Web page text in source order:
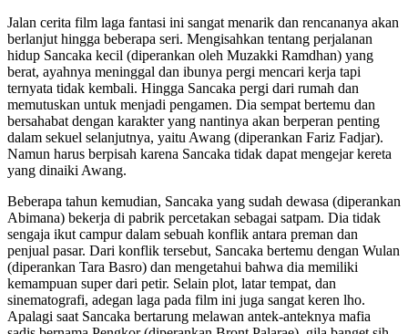
Jalan cerita film laga fantasi ini sangat menarik dan rencananya akan
berlanjut hingga beberapa seri. Mengisahkan tentang perjalanan
hidup Sancaka kecil (diperankan oleh Muzakki Ramdhan) yang
berat, ayahnya meninggal dan ibunya pergi mencari kerja tapi
ternyata tidak kembali. Hingga Sancaka pergi dari rumah dan
memutuskan untuk menjadi pengamen. Dia sempat bertemu dan
bersahabat dengan karakter yang nantinya akan berperan penting
dalam sekuel selanjutnya, yaitu Awang (diperankan Fariz Fadjar).
Namun harus berpisah karena Sancaka tidak dapat mengejar kereta
yang dinaiki Awang.
Beberapa tahun kemudian, Sancaka yang sudah dewasa (diperankan
Abimana) bekerja di pabrik percetakan sebagai satpam. Dia tidak
sengaja ikut campur dalam sebuah konflik antara preman dan
penjual pasar. Dari konflik tersebut, Sancaka bertemu dengan Wulan
(diperankan Tara Basro) dan mengetahui bahwa dia memiliki
kemampuan super dari petir. Selain plot, latar tempat, dan
sinematografi, adegan laga pada film ini juga sangat keren lho.
Apalagi saat Sancaka bertarung melawan antek-anteknya mafia